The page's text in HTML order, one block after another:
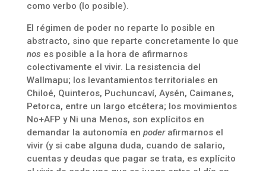
como verbo (lo posible).
El régimen de poder no reparte lo posible en
abstracto, sino que reparte concretamente lo que
nos es posible ­a la hora de afirmarnos
colectivamente el vivir. La resistencia del
Wallmapu; los levantamientos territoriales en
Chiloé, Quinteros, Puchuncaví, Aysén, Caimanes,
Petorca, entre un largo etcétera; los movimientos
No+AFP y Ni una Menos, son explícitos en
demandar la autonomía en poderafirmarnos el
vivir (y si cabe alguna duda, cuando de salario,
cuentas y deudas que pagar se trata, es explícito